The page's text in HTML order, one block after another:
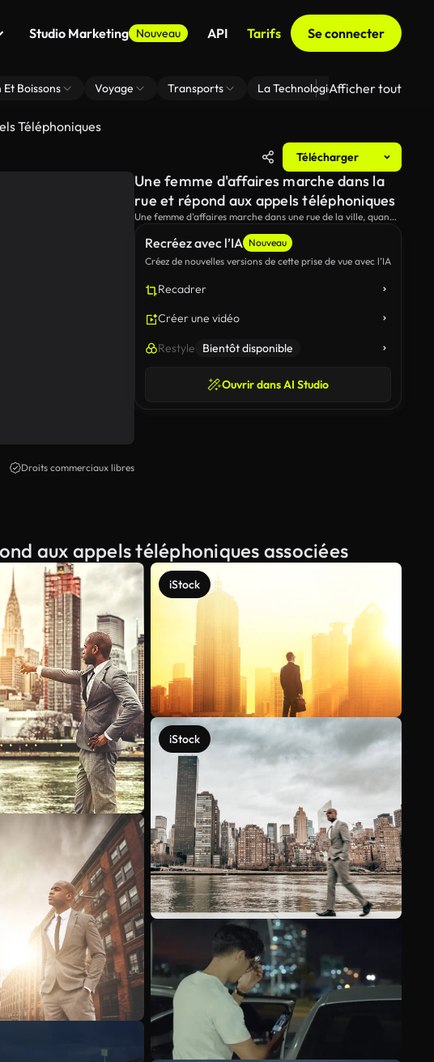
Studio Marketing Nouveau API Tarifs Se connecter
Boissons Voyage Transports La Technologie Zoom En
Afficher tout
Téléphoniques
Télécharger
Droits commerciaux libres
Recréez avec l’IA Nouveau
Créez de nouvelles versions de cette prise de vue avec l’IA
Recadrer
Créer une vidéo
Restyle Bientôt disponible
Ouvrir dans AI Studio
Une femme d'affaires marche dans la
rue et répond aux appels téléphoniques
Une femme d'affaires marche dans une rue de la ville, quand
aux appels téléphoniques associées
iStock
iStock
Voir plus